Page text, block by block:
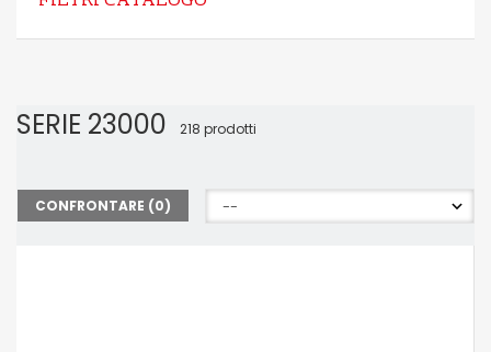
SERIE 23000 218 prodotti
CONFRONTARE (0)